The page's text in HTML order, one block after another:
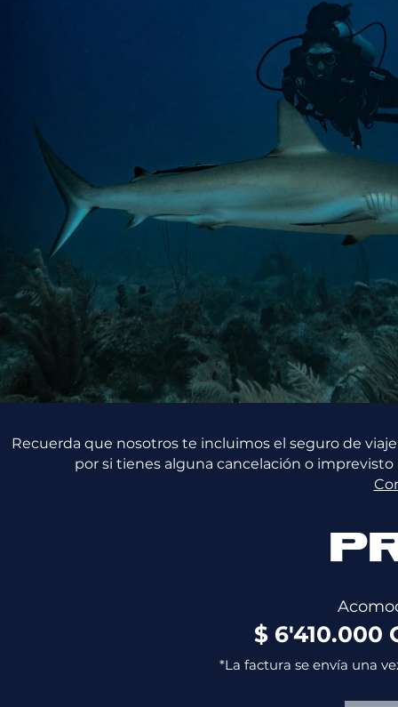
Recuerda que nosotros te incluimos el seguro de
por si tienes alguna cancelación o
$ 6'410.000
*La factura se envía una